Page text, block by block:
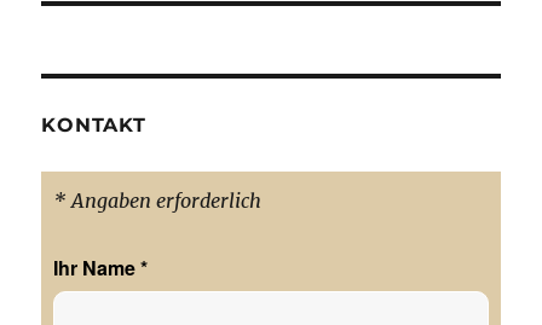
KONTAKT
* Angaben erforderlich
Ihr Name*